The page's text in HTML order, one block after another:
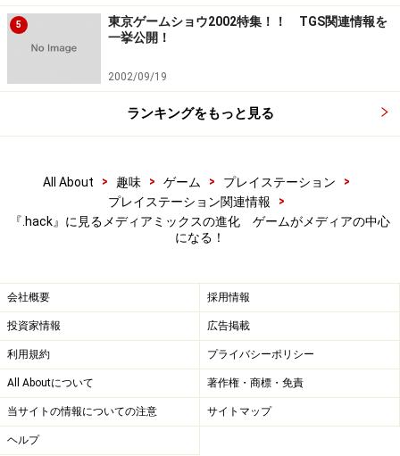
5
東京ゲームショウ2002特集！！ TGS関連情報を
一挙公開！
2002/09/19
ランキングをもっと見る
All About > 趣味 > ゲーム > プレイステーション
>
プレイステーション関連情報
>
『.hack』に見るメディアミックスの進化 ゲームがメディアの中心
になる！
会社概要 採用情報
投資家情報 広告掲載
利用規約 プライバシーポリシー
All Aboutについて 著作権・商標・免責
当サイトの情報についての注意 サイトマップ
ヘルプ